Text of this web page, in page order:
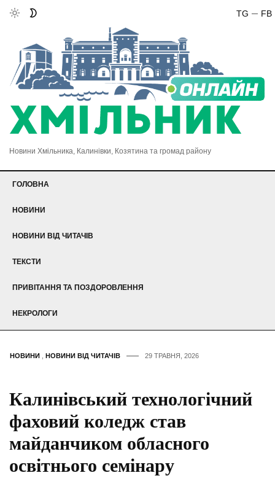
FB
TG
Новини Хмільника, Калинівки, Козятина та громад району
ГОЛОВНА
НОВИНИ
НОВИНИ ВІД ЧИТАЧІВ
ТЕКСТИ
ПРИВІТАННЯ ТА ПОЗДОРОВЛЕННЯ
НЕКРОЛОГИ
НОВИНИ НОВИНИ ВІД ЧИТАЧІВ 29 ТРАВНЯ, 2026
Калинівський технологічний
фаховий коледж став
майданчиком обласного
освітнього семінару